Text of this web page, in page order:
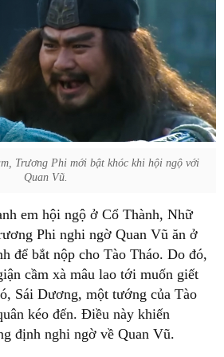
Trương Phi mới bật khóc khi hội ngộ với
Quan Vũ.
em hội ngộ ở Cổ Thành, Nhữ
Phi nghi ngờ Quan Vũ ăn ở
để bắt nộp cho Tào Tháo. Do đó,
cầm xà mâu lao tới muốn giết
Sái Dương, một tướng của Tào
kéo đến. Điều này khiến
định nghi ngờ về Quan Vũ.